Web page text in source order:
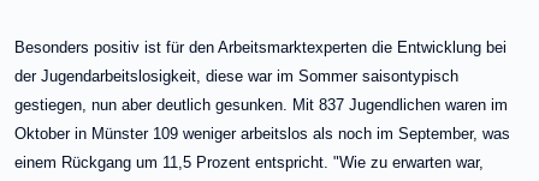
Besonders positiv ist für den Arbeitsmarktexperten die Entwicklung bei
der Jugendarbeitslosigkeit, diese war im Sommer saisontypisch
gestiegen, nun aber deutlich gesunken. Mit 837 Jugendlichen waren im
Oktober in Münster 109 weniger arbeitslos als noch im September, was
einem Rückgang um 11,5 Prozent entspricht. "Wie zu erwarten war,